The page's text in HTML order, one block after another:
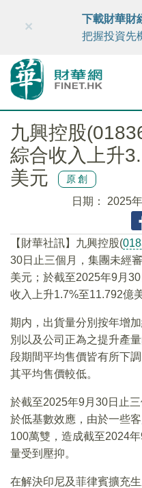
財華智庫網 FINTV
×
下載財華財
把握投資先
九興控股
綜合收入上升
美元
原創
日期： 2025
【財華社訊】九興控股(
30日止三個月，集團未經
美元；於截至2025年9月
收入上升1.7%至11.792億美
期内，出貨量分別按年增
別以及公司正為之提升產
段期間平均售價皆有所下
其平均售價較低。
於截至2025年9月30日止
於低基數效應，由於一些
100萬雙，造成截至2024
量受到壓抑。
在解決印尼及菲律賓擴充